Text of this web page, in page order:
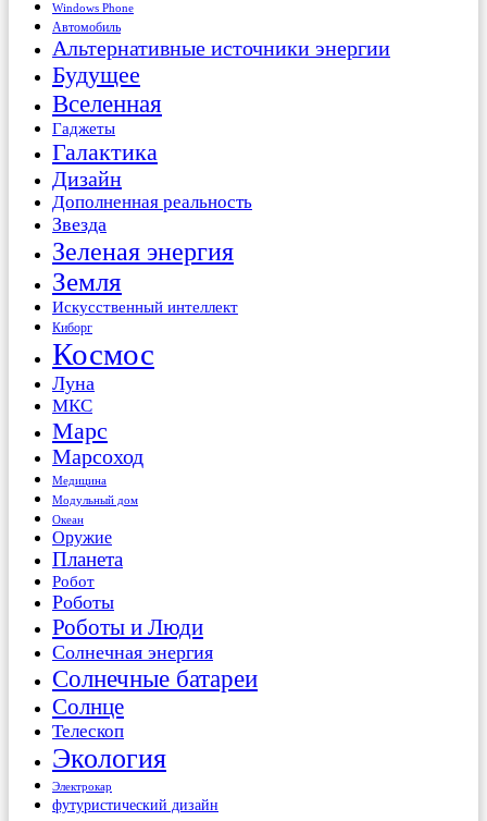
Windows Phone
Автомобиль
Альтернативные источники энергии
Будущее
Вселенная
Гаджеты
Галактика
Дизайн
Дополненная реальность
Звезда
Зеленая энергия
Земля
Искусственный интеллект
Киборг
Космос
Луна
МКС
Марс
Марсоход
Медицина
Модульный дом
Океан
Оружие
Планета
Робот
Роботы
Роботы и Люди
Солнечная энергия
Солнечные батареи
Солнце
Телескоп
Экология
Электрокар
футуристический дизайн